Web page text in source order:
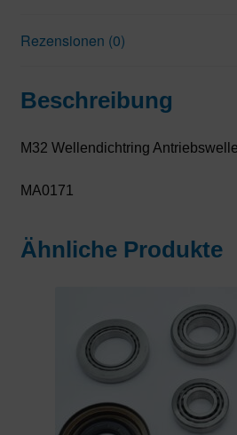
Rezensionen (0)
Beschreibung
M32 Wellendichtring
MA0171
Ähnliche Produkte